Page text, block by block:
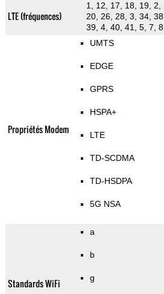
LTE (fréquences)
1, 12, 17, 18, 19, 2,
20, 26, 28, 3, 34, 38,
39, 4, 40, 41, 5, 7, 8
Propriétés Modem
UMTS
EDGE
GPRS
HSPA+
LTE
TD-SCDMA
TD-HSDPA
5G NSA
Standards WiFi
a
b
g